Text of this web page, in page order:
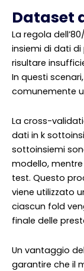
Dataset
La regola
insiemi di dati
risultare
In questi
comunemente
La cross-
dati in k
sottoinsiemi
modello,
test. Questo
viene utilizzato
ciascun fold
finale delle
Un vantaggio
garantire che il